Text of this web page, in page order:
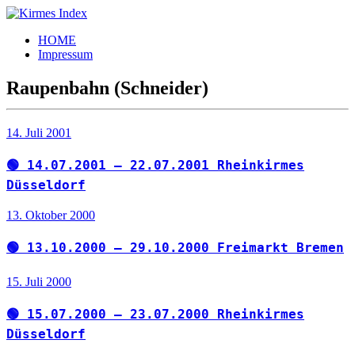
Zum
springen
Kirmes
Index
Tourpläne
der
letzten
Jahre
HOME
Impressum
Raupenbahn (Schneider)
14. Juli 2001
🟢 14.07.2001 – 22.07.2001 Rheinkirmes
Düsseldorf
13. Oktober 2000
🟢 13.10.2000 – 29.10.2000 Freimarkt Bremen
15. Juli 2000
🟢 15.07.2000 – 23.07.2000 Rheinkirmes
Düsseldorf